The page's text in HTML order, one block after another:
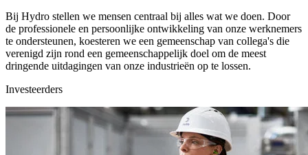
Bij Hydro stellen we mensen centraal bij alles wat we doen. Door
de professionele en persoonlijke ontwikkeling van onze werknemers
te ondersteunen, koesteren we een gemeenschap van collega's die
verenigd zijn rond een gemeenschappelijk doel om de meest
dringende uitdagingen van onze industrieën op te lossen.
Investeerders